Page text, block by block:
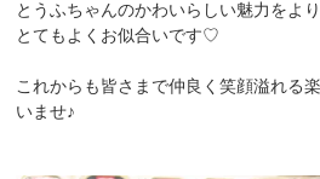
とうふちゃんのかわいらしい魅力をよ
とてもよくお似合いです♡
これからも皆さまで仲良く笑顔溢れる
いませ♪